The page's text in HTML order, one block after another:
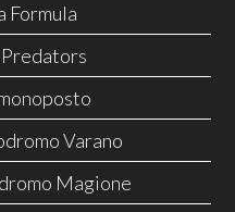
Formula
Varano
Magione